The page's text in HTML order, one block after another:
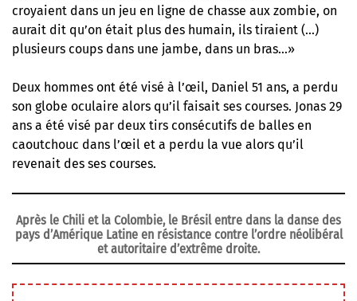
croyaient dans un jeu en ligne de chasse aux zombie, on
aurait dit qu’on était plus des humain, ils tiraient (…)
plusieurs coups dans une jambe, dans un bras…»
Deux hommes ont été visé à l’œil, Daniel 51 ans, a perdu
son globe oculaire alors qu’il faisait ses courses. Jonas 29
ans a été visé par deux tirs consécutifs de balles en
caoutchouc dans l’œil et a perdu la vue alors qu’il
revenait des ses courses.
Après le Chili et la Colombie, le Brésil entre dans la danse des
pays d’Amérique Latine en résistance contre l’ordre néolibéral
et autoritaire d’extrême droite.